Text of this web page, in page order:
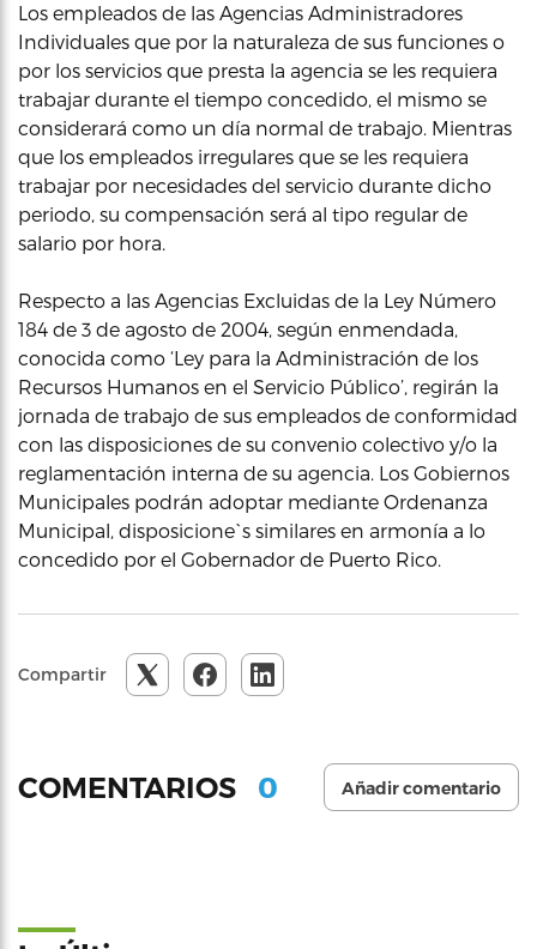
Los empleados de las Agencias Administradores
Individuales que por la naturaleza de sus funciones o
por los servicios que presta la agencia se les requiera
trabajar durante el tiempo concedido, el mismo se
considerará como un día normal de trabajo. Mientras
que los empleados irregulares que se les requiera
trabajar por necesidades del servicio durante dicho
periodo, su compensación será al tipo regular de
salario por hora.
Respecto a las Agencias Excluidas de la Ley Número
184 de 3 de agosto de 2004, según enmendada,
conocida como ‘Ley para la Administración de los
Recursos Humanos en el Servicio Público’, regirán la
jornada de trabajo de sus empleados de conformidad
con las disposiciones de su convenio colectivo y/o la
reglamentación interna de su agencia. Los Gobiernos
Municipales podrán adoptar mediante Ordenanza
Municipal, disposicione`s similares en armonía a lo
concedido por el Gobernador de Puerto Rico.
Compartir
COMENTARIOS 0 Añadir comentario